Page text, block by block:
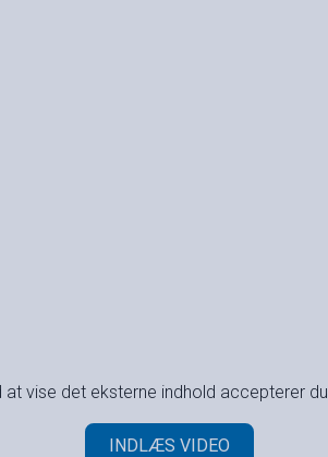
vise det eksterne indhold accepterer du
INDLÆS VIDEO